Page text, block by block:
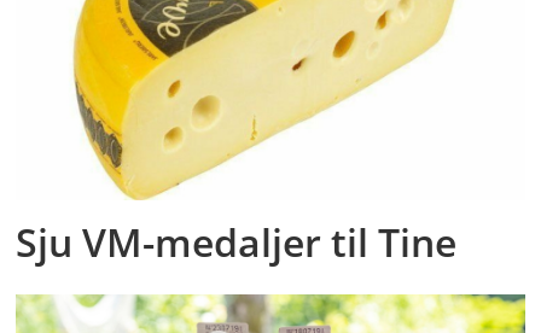
Sju VM-medaljer til Tine